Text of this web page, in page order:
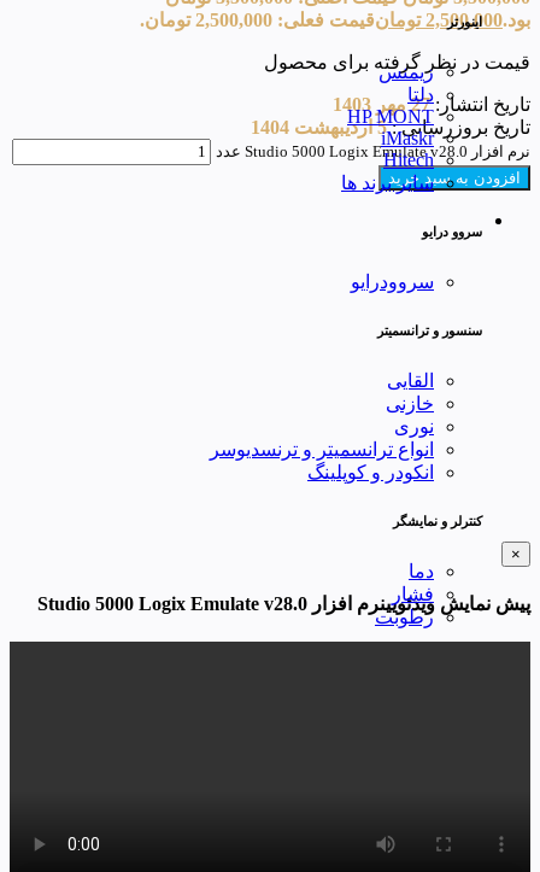
اینورتر
زیمنس
دلتا
HP MONT
iMaskr
Hitech
سایر برند ها
سروو درایو
سروودرایو
سنسور و ترانسمیتر
القایی
خازنی
نوری
انواع ترانسمیتر و ترنسدیوسر
انکودر و کوپلینگ
کنترلر و نمایشگر
دما
فشار
رطوبت
بود.2,500,000 تومانقیمت فعلی: 2,500,000 تومان.
قیمت در نظر گرفته برای محصول
تاریخ انتشار:27 مهر 1403
تاریخ بروزرسانی :5 اردیبهشت 1404
نرم افزار Studio 5000 Logix Emulate v28.0 عدد
افزودن به سبد خرید
×
پیش نمایش ویدئویینرم افزار Studio 5000 Logix Emulate v28.0